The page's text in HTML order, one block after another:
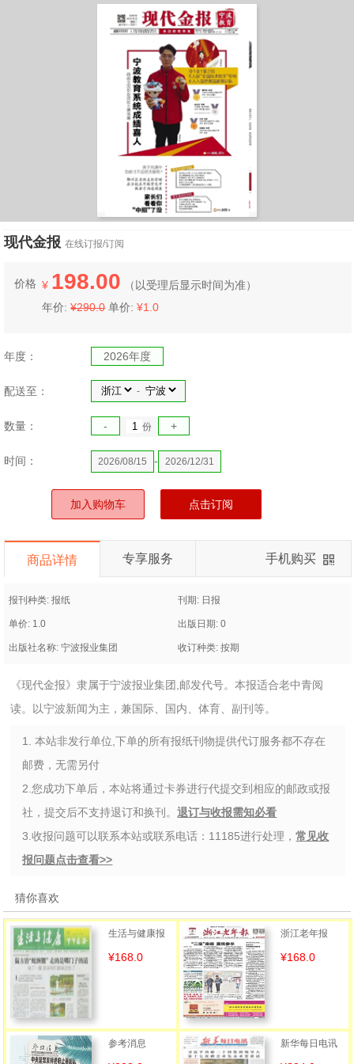
现代金报在线订报/订阅
价格 ¥ 198.00 （ 以受理后显示时间为准）
年价:¥290.0单价:¥1.0
年度： 2026年度
配送至： -
数量： - 份 +
时间： 2026/08/15 - 2026/12/31
加入购物车 点击订阅
商品详情 专享服务 手机购买
报刊种类: 报纸 刊期: 日报
单价: 1.0 出版日期: 0
出版社名称: 宁波报业集团 收订种类: 按期
《现代金报》隶属于宁波报业集团,邮发代号。本报适合老中青阅
读。以宁波新闻为主，兼国际、国内、体育、副刊等。
1. 本站非发行单位,下单的所有报纸刊物提供代订服务都不存在
邮费，无需另付
2.您成功下单后，本站将通过卡券进行代提交到相应的邮政或报
社，提交后不支持退订和换刊。退订与收报需知必看
3.收报问题可以联系本站或联系电话：11185进行处理，常见收
报问题点击查看>>
猜你喜欢
生活与健康报
¥168.0
浙江老年报
¥168.0
参考消息 新华每日电讯